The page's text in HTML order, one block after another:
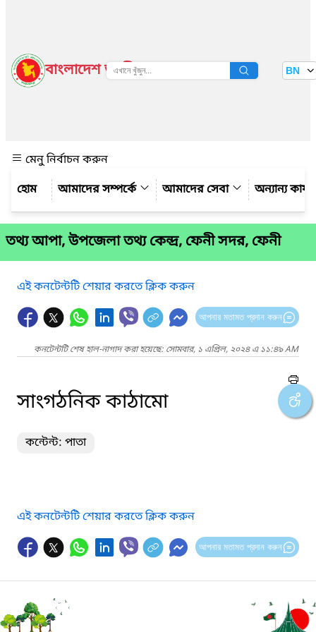
বাংলাদেশ জাতীয় তথ্য বাতায়ন BN
মেনু নির্বাচন করুন
আমাদের সম্পর্কে
আমাদের সেবা অন্যান্য
তথ্য আপা, উপজেলা তথ্য কেন্দ্র, ফেনী সদর, ফেনী
এই কনটেন্টটি শেয়ার করতে ক্লিক করুন
আপনার মতামত প্রদান করুন
কনটেন্টটি শেষ হাল-নাগাদ করা হয়েছে: সোমবার, ১ এপ্রিল, ২০২৪ এ ১১:৪৯ AM
সাংগঠনিক কাঠামো
কন্টেন্ট: পাতা
এই কনটেন্টটি শেয়ার করতে ক্লিক করুন
আপনার মতামত প্রদান করুন